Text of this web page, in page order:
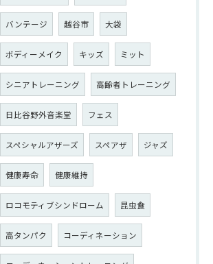
バンテージ 越谷市 大袋
ボディーメイク キッズ ミット
シニアトレーニング 高齢者トレーニング
日比谷野外音楽堂 フェス
スペシャルアザーズ スペアザ ジャズ
健康寿命 健康維持
ロコモティブシンドローム 昆虫食
高タンパク コーディネーション